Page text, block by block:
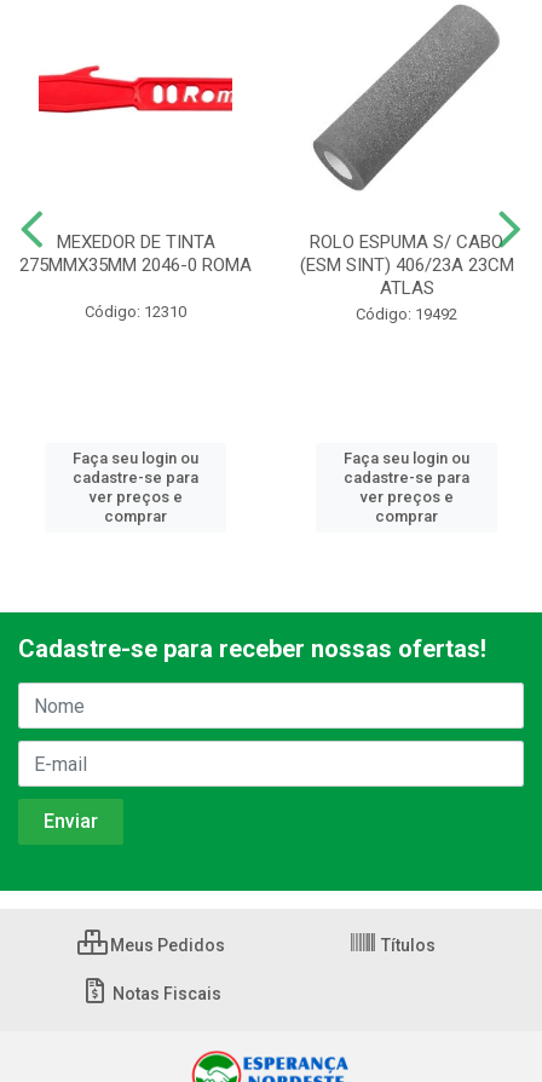
MEXEDOR DE TINTA
275MMX35MM 2046-0 ROMA
Código: 12310
Faça seu login ou
cadastre-se para
ver preços e
comprar
ROLO ESPUMA S/ CABO
(ESM SINT) 406/23A 23CM
ATLAS
Código: 19492
Faça seu login ou
cadastre-se para
ver preços e
comprar
Cadastre-se para receber nossas ofertas!
Meus Pedidos Títulos
Notas Fiscais